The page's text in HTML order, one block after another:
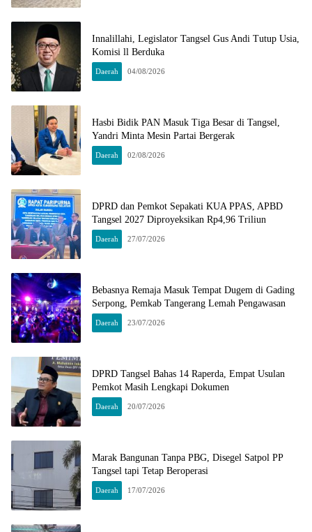
Innalillahi, Legislator Tangsel Gus Andi Tutup Usia,
Komisi ll Berduka
Daerah 04/08/2026
Hasbi Bidik PAN Masuk Tiga Besar di Tangsel,
Yandri Minta Mesin Partai Bergerak
Daerah 02/08/2026
DPRD dan Pemkot Sepakati KUA PPAS, APBD
Tangsel 2027 Diproyeksikan Rp4,96 Triliun
Daerah 27/07/2026
Bebasnya Remaja Masuk Tempat Dugem di Gading
Serpong, Pemkab Tangerang Lemah Pengawasan
Daerah 23/07/2026
DPRD Tangsel Bahas 14 Raperda, Empat Usulan
Pemkot Masih Lengkapi Dokumen
Daerah 20/07/2026
Marak Bangunan Tanpa PBG, Disegel Satpol PP
Tangsel tapi Tetap Beroperasi
Daerah 17/07/2026